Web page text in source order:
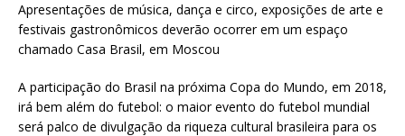
Apresentações de música, dança e circo, exposições de arte e
festivais gastronômicos deverão ocorrer em um espaço
chamado Casa Brasil, em Moscou
A participação do Brasil na próxima Copa do Mundo, em 2018,
irá bem além do futebol: o maior evento do futebol mundial
será palco de divulgação da riqueza cultural brasileira para os